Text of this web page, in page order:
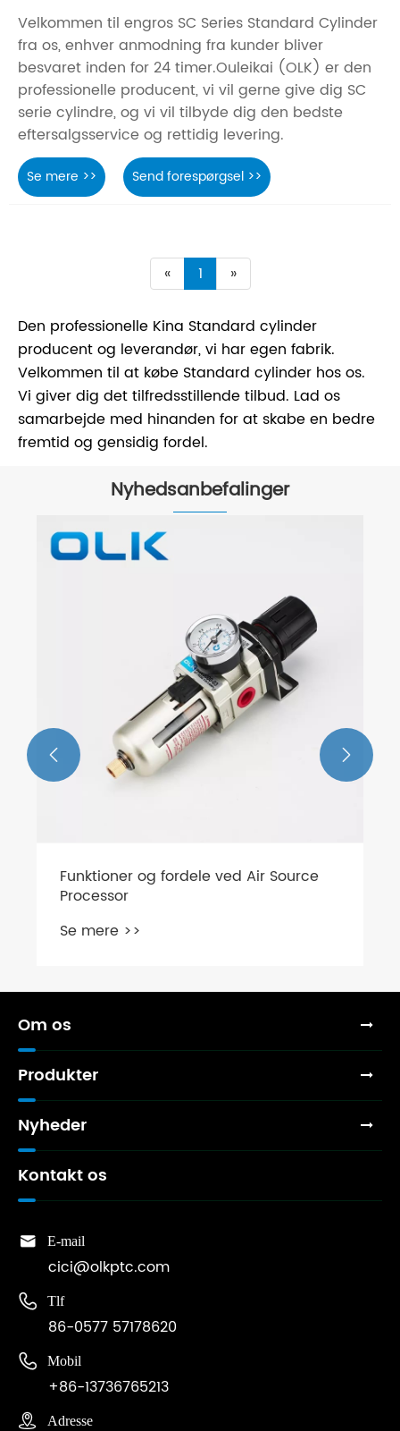
Velkommen til engros SC Series Standard Cylinder
fra os, enhver anmodning fra kunder bliver
besvaret inden for 24 timer.Ouleikai (OLK) er den
professionelle producent, vi vil gerne give dig SC
serie cylindre, og vi vil tilbyde dig den bedste
eftersalgsservice og rettidig levering.
Se mere >> Send forespørgsel >>
« 1 »
Den professionelle Kina Standard cylinder
producent og leverandør, vi har egen fabrik.
Velkommen til at købe Standard cylinder hos os.
Vi giver dig det tilfredsstillende tilbud. Lad os
samarbejde med hinanden for at skabe en bedre
fremtid og gensidig fordel.
Nyhedsanbefalinger
 
Om os
Produkter
Nyheder
Kontakt os
 E-mail
cici@olkptc.com
 Tlf
86-0577 57178620
 Mobil
+86-13736765213
 Adresse